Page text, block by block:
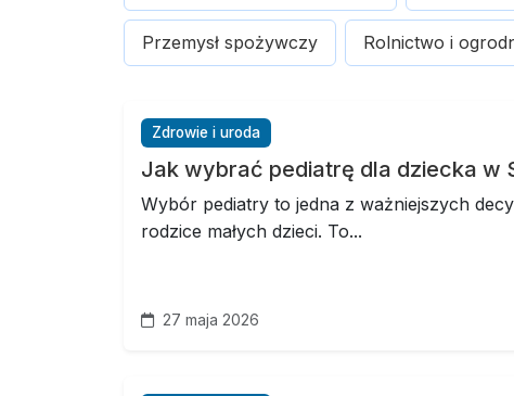
Przemysł spożywczy Rolnictwo i
Zdrowie i uroda
Jak wybrać pediatrę dla dziecka w
Wybór pediatry to jedna z ważniejszych
rodzice małych dzieci. To...
27 maja 2026